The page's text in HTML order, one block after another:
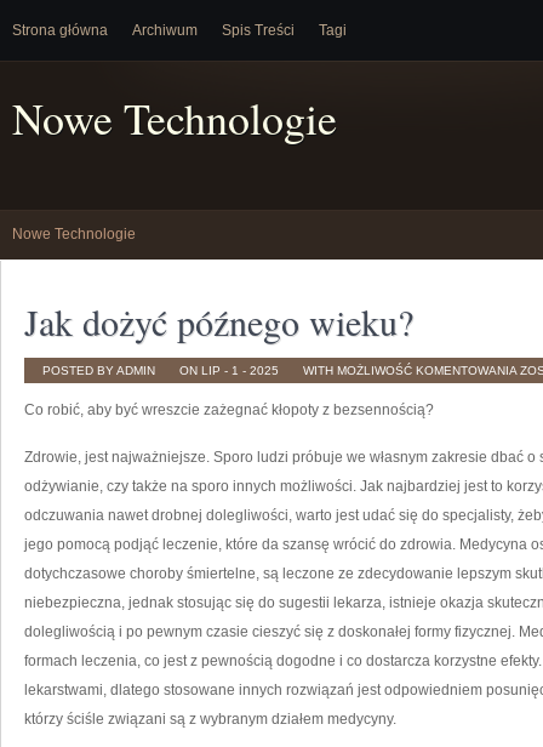
Strona główna Archiwum Spis Treści Tagi
Nowe Technologie
Nowe Technologie
Jak dożyć późnego wieku?
POSTED BY ADMIN ON LIP - 1 - 2025 WITH MOŻLIWOŚĆ KOMENTOWANIA JAK
Co robić, aby być wreszcie zażegnać kłopoty z bezsennością?
Zdrowie, jest najważniejsze. Sporo ludzi próbuje we własnym zakresie dbać
odżywianie, czy także na sporo innych możliwości. Jak najbardziej jest to
odczuwania nawet drobnej dolegliwości, warto jest udać się do specjalisty,
jego pomocą podjąć leczenie, które da szansę wrócić do zdrowia. Medycyna
dotychczasowe choroby śmiertelne, są leczone ze zdecydowanie lepszym
niebezpieczna, jednak stosując się do sugestii lekarza, istnieje okazja
dolegliwością i po pewnym czasie cieszyć się z doskonałej formy fizycznej.
formach leczenia, co jest z pewnością dogodne i co dostarcza korzystne
lekarstwami, dlatego stosowane innych rozwiązań jest odpowiedniem
którzy ściśle związani są z wybranym działem medycyny.